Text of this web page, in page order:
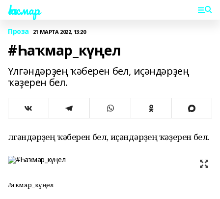
Һаҡмар
Проза 21 МАРТА 2022, 13:20
#Һаҡмар_күңел
Үлгәндәрҙең ҡәберен бел, иҫәндәрҙең
ҡәҙерен бел.
Үлгәндәрҙең ҡәберен бел, иҫәндәрҙең ҡәҙерен бел.
#Һаҡмар_күңел